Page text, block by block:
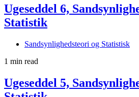
Ugeseddel 6,
Statistik
Sandsynlighedsteori og Statistisk
1 min read
Ugeseddel 5,